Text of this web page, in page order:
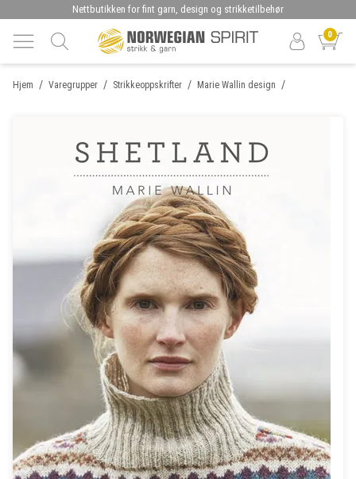
Nettbutikken for fint garn, design og strikketilbehør
0
/
Hjem /
Varegrupper /
Strikkeoppskrifter /
Marie Wallin design